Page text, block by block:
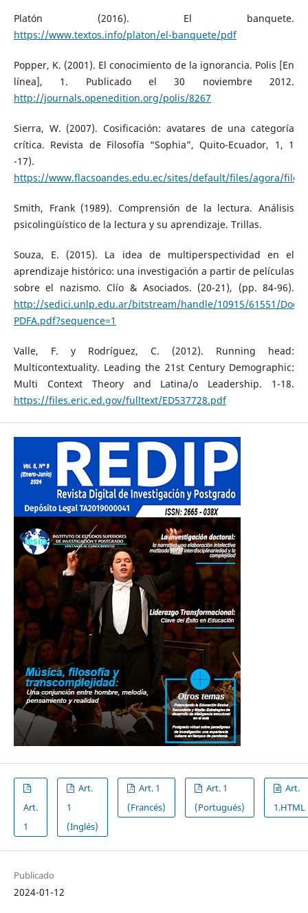
Platón (2016). El banquete.
https://www.textos.info/platon/el-banquete/pdf
Popper, K. (2001). El conocimiento de la ignorancia. Polis [En
línea], 1. Publicado el 30 noviembre 2012.
http://journals.openedition.org/polis/8267
Sierra, W. (2007). Cosificación: avatares de una categoría
crítica. Revista de Filosofía “Sophia”, Quito-Ecuador, 1, 1
-17).
https://www.flacsoandes.edu.ec/sites/default/files/agora/files/
Smith, Frank (1989). Comprensión de la lectura. Análisis
psicolingüístico de la lectura y su aprendizaje. Trillas.
Souza, E. (2015). La idea de multiperspectividad en el
aprendizaje histórico: una investigación a partir de películas
sobre el nazismo. Clío & Asociados. (20-21), (pp. 84-96).
http://sedici.unlp.edu.ar/bitstream/handle/10915/61551/
PDFA.pdf?sequence=1
Valle, F. y Rodríguez, C. (2012). Running head:
Multicontextuality. Leading the 21st Century Demographic:
Multi Context Theory and Latina/o Leadership. 1-18.
https://files.eric.ed.gov/fulltext/ED537728.pdf
Art.
1
Art.
1
(Inglés)
Art. 1
(Francés)
Art. 1
(Portugués)
Art.
1.HTML
Publicado
2024-01-12